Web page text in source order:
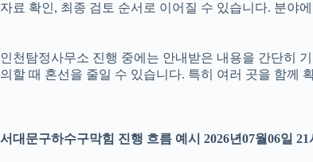
자료 확인, 최종 검토 순서로 이어질 수 있습니다. 분야
인천탐정사무소 진행 중에는 안내받은 내용을 간단히
의할 때 혼선을 줄일 수 있습니다. 특히 여러 곳을 함께
서대문구하수구막힘 진행 흐름 예시 2026년07월06일 21